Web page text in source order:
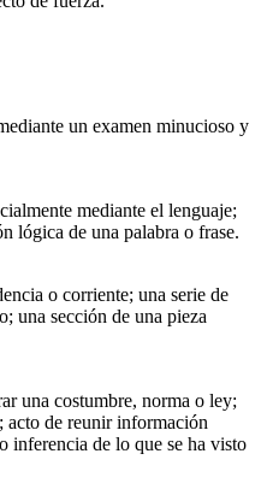
un examen minucioso y
mediante el lenguaje;
lógica de una palabra o frase.
o corriente; una serie de
una sección de una pieza
una costumbre, norma o ley;
acto de reunir información
inferencia de lo que se ha visto